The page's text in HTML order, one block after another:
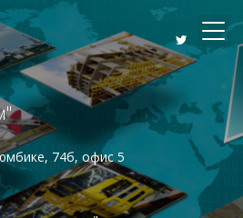
74б, офис 5